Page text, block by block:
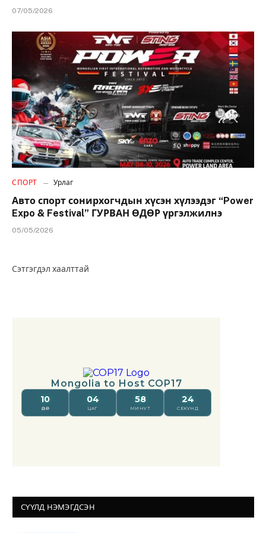
07/05/2026
СПОРТ Урлаг
Авто спорт сонирхогчдын хүсэн хүлээдэг “Power
Expo & Festival” ГУРВАН ӨДӨР үргэлжилнэ
05/05/2026
Сэтгэгдэл хаалттай
СҮҮЛД НЭМЭГДСЭН